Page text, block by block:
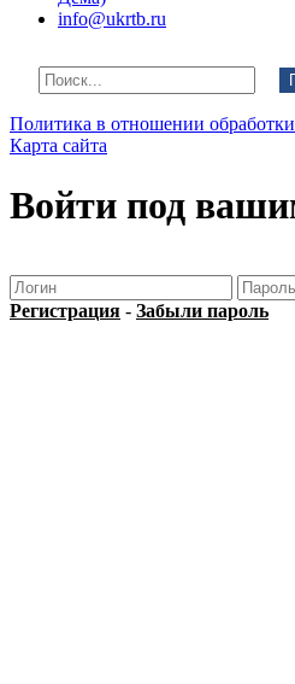
info@ukrtb.ru
Политика в отношении
Карта сайта
Войти под
Регистрация - Забыли пароль